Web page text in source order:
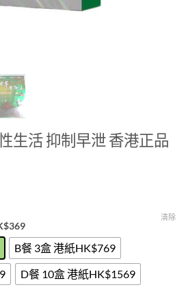
生活 抑制早泄 香港正品
B餐 3盒 港紙HK$769
D餐 10盒 港紙HK$1569
清除